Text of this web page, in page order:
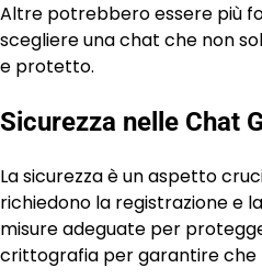
Altre potrebbero essere più
scegliere una chat che non
e protetto.
Sicurezza nelle Chat
La sicurezza è un aspetto
richiedono la registrazione e
misure adeguate per
crittografia per garantire che